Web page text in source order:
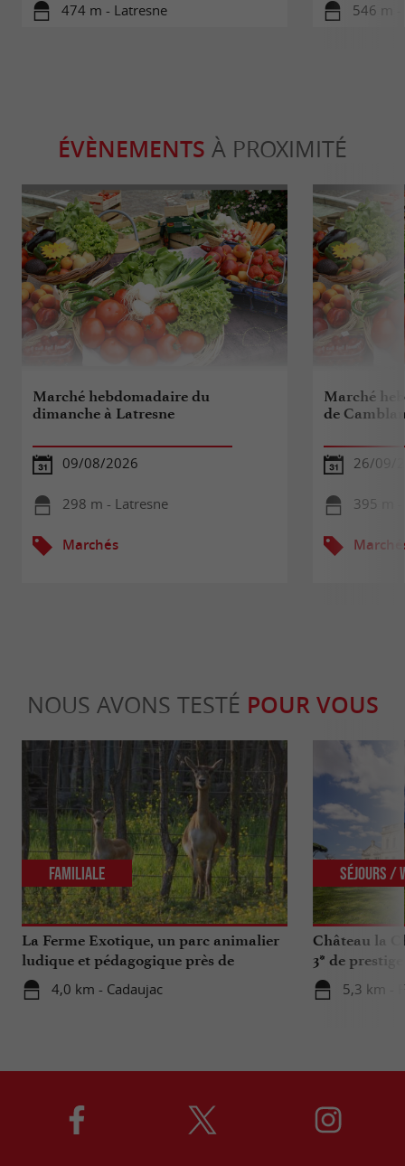
474 m - Latresne 546 m -
ÉVÈNEMENTS À PROXIMITÉ
Marché hebdomadaire du
dimanche à Latresne
09/08/2026
298 m - Latresne
Marchés
Marché
de
26/09/
395 m -
NOUS AVONS TESTÉ POUR VOUS
La Ferme Exotique, un parc animalier
ludique et pédagogique près de
Bordeaux
4,0 km - Cadaujac
Familiale
Château la
3* de
5,3 km -
Séjours /